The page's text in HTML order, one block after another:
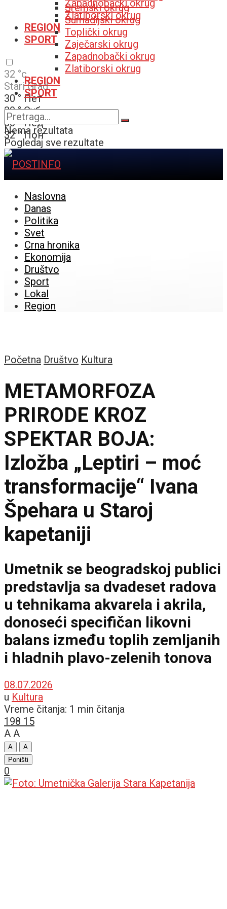
Zapadnobački okrug
Zlatiborski okrug
REGION
SPORT
32 °c
Stari Grad
30 ° Пет
30 ° Суб
30 ° Нед
32 ° Пон
Sremski okrug
Šumadijski okrug
Toplički okrug
Zaječarski okrug
Zapadnobački okrug
Zlatiborski okrug
REGION
SPORT
Nema rezultata
Pogledaj sve rezultate
Naslovna
Danas
Politika
Svet
Crna hronika
Ekonomija
Društvo
Sport
Lokal
Region
Početna Društvo Kultura
METAMORFOZA
PRIRODE KROZ
SPEKTAR BOJA:
Izložba „Leptiri – moć
transformacije“ Ivana
Špehara u Staroj
kapetaniji
Umetnik se beogradskoj publici
predstavlja sa dvadeset radova
u tehnikama akvarela i akrila,
donoseći specifičan likovni
balans između toplih zemljanih
i hladnih plavo-zelenih tonova
08.07.2026
u Kultura
Vreme čitanja: 1 min čitanja
198 15
A A
A
A
Poništi
0